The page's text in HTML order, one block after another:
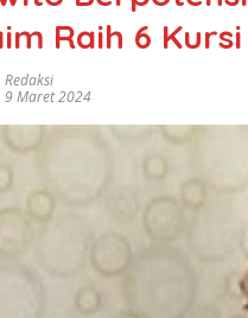
Raih 6
Redaksi
9 Maret 2024